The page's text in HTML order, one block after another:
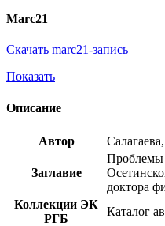
Marc21
Скачать marc21-запись
Показать
Описание
Автор
Заглавие
Проблемы
доктора
Коллекции ЭК
РГБ
Каталог